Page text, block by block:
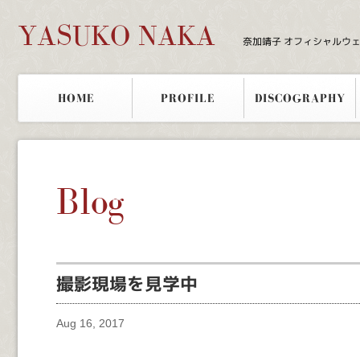
YASUKO NAKA 奈加靖子 オフィシャルウ
HOME PROFILE DISCOGRAPHY
Blog
撮影現場を見学中
Aug 16, 2017